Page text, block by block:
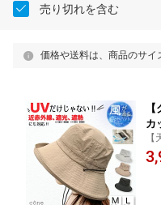
売り切れを含む
価格や送料は、商品のサイ
カ
ォ
て